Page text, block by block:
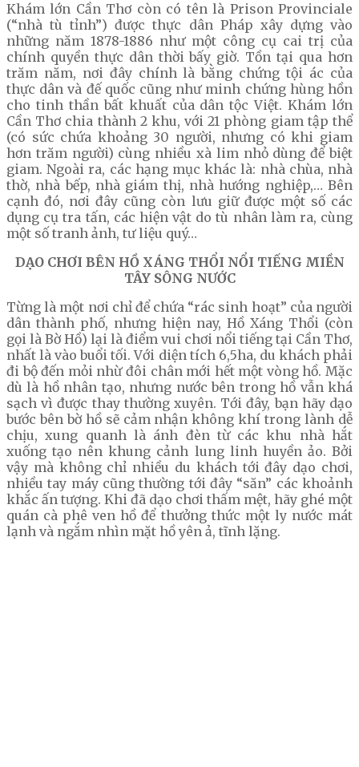
Khám lớn Cần Thơ còn có tên là Prison Provinciale
(“nhà tù tỉnh”) được thực dân Pháp xây dựng vào
những năm 1878-1886 như một công cụ cai trị của
chính quyền thực dân thời bấy giờ. Tồn tại qua hơn
trăm năm, nơi đây chính là bằng chứng tội ác của
thực dân và đế quốc cũng như minh chứng hùng hồn
cho tinh thần bất khuất của dân tộc Việt. Khám lớn
Cần Thơ chia thành 2 khu, với 21 phòng giam tập thể
(có sức chứa khoảng 30 người, nhưng có khi giam
hơn trăm người) cùng nhiều xà lim nhỏ dùng để biệt
giam. Ngoài ra, các hạng mục khác là: nhà chùa, nhà
thờ, nhà bếp, nhà giám thị, nhà hướng nghiệp,… Bên
cạnh đó, nơi đây cũng còn lưu giữ được một số các
dụng cụ tra tấn, các hiện vật do tù nhân làm ra, cùng
một số tranh ảnh, tư liệu quý…
DẠO CHƠI BÊN HỒ XÁNG THỔI NỔI TIẾNG MIỀN
TÂY SÔNG NƯỚC
Từng là một nơi chỉ để chứa “rác sinh hoạt” của người
dân thành phố, nhưng hiện nay, Hồ Xáng Thổi (còn
gọi là Bờ Hồ) lại là điểm vui chơi nổi tiếng tại Cần Thơ,
nhất là vào buổi tối. Với diện tích 6,5ha, du khách phải
đi bộ đến mỏi nhừ đôi chân mới hết một vòng hồ. Mặc
dù là hồ nhân tạo, nhưng nước bên trong hồ vẫn khá
sạch vì được thay thường xuyên. Tới đây, bạn hãy dạo
bước bên bờ hồ sẽ cảm nhận không khí trong lành dễ
chịu, xung quanh là ánh đèn từ các khu nhà hắt
xuống tạo nên khung cảnh lung linh huyền ảo. Bởi
vậy mà không chỉ nhiều du khách tới đây dạo chơi,
nhiều tay máy cũng thường tới đây “săn” các khoảnh
khắc ấn tượng. Khi đã dạo chơi thấm mệt, hãy ghé một
quán cà phê ven hồ để thưởng thức một ly nước mát
lạnh và ngắm nhìn mặt hồ yên ả, tĩnh lặng.